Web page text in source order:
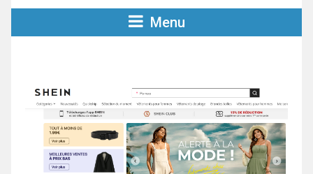
Menu